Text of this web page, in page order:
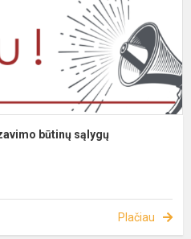
būtinų sąlygų
Plačiau